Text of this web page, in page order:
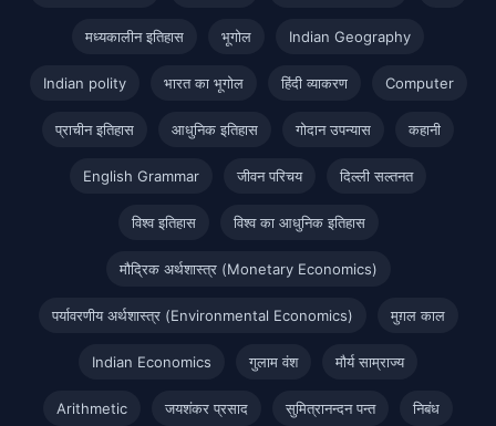
मध्यकालीन इतिहास भूगोल Indian Geography
Indian polity भारत का भूगोल हिंदी व्याकरण Computer
प्राचीन इतिहास आधुनिक इतिहास गोदान उपन्यास कहानी
English Grammar जीवन परिचय दिल्ली सल्तनत
विश्व इतिहास विश्व का आधुनिक इतिहास
मौद्रिक अर्थशास्त्र (Monetary Economics)
पर्यावरणीय अर्थशास्त्र (Environmental Economics) मुग़ल काल
Indian Economics गुलाम वंश मौर्य साम्राज्य
Arithmetic जयशंकर प्रसाद सुमित्रानन्दन पन्त निबंध